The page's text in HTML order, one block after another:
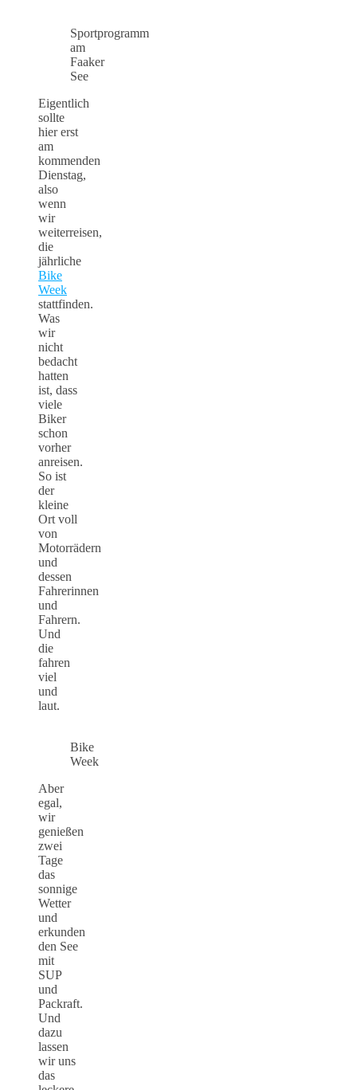
Sportprogramm
am
Faaker
See
Eigentlich
sollte
hier erst
am
kommenden
Dienstag,
also
wenn
wir
weiterreisen,
die
jährliche
Bike
Week
stattfinden.
Was
wir
nicht
bedacht
hatten
ist, dass
viele
Biker
schon
vorher
anreisen.
So ist
der
kleine
Ort voll
von
Motorrädern
und
dessen
Fahrerinnen
und
Fahrern.
Und
die
fahren
viel
und
laut.
Bike
Week
Aber
egal,
wir
genießen
zwei
Tage
das
sonnige
Wetter
und
erkunden
den See
mit
SUP
und
Packraft.
Und
dazu
lassen
wir uns
das